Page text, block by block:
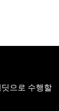
으로 수행할